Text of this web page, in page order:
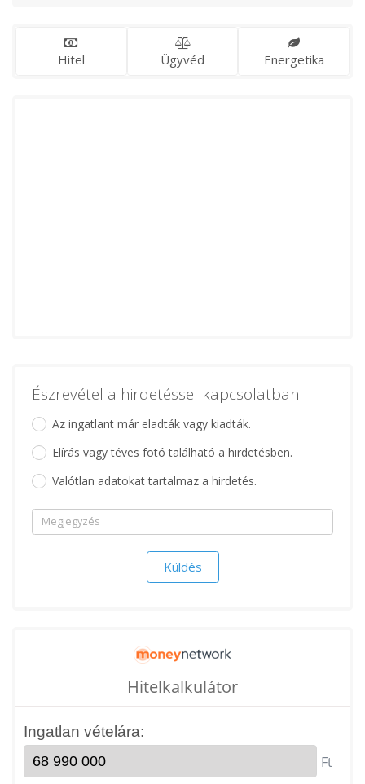
Hitel Ügyvéd Energetika
Észrevétel a hirdetéssel kapcsolatban
Az ingatlant már eladták vagy kiadták.
Elírás vagy téves fotó található a hirdetésben.
Valótlan adatokat tartalmaz a hirdetés.